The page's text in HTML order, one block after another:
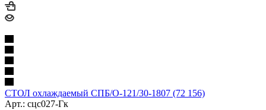
СТОЛ охлаждаемый СПБ/О-121/30-1807 (72 156)
Арт.: сцс027-Гк